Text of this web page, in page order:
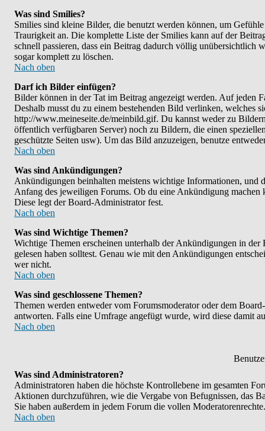
Was sind Smilies?
Smilies sind kleine Bilder, die benutzt werden können, um
Traurigkeit an. Die komplette Liste der Smilies kann auf der
schnell passieren, dass ein Beitrag dadurch völlig unübersichtlich
sogar komplett zu löschen.
Nach oben
Darf ich Bilder einfügen?
Bilder können in der Tat im Beitrag angezeigt werden. Auf jeden
Deshalb musst du zu einem bestehenden Bild verlinken,
http://www.meineseite.de/meinbild.gif. Du kannst weder zu
öffentlich verfügbaren Server) noch zu Bildern, die einen
geschützte Seiten usw). Um das Bild anzuzeigen, benutze
Nach oben
Was sind Ankündigungen?
Ankündigungen beinhalten meistens wichtige Informationen, und
Anfang des jeweiligen Forums. Ob du eine Ankündigung
Diese legt der Board-Administrator fest.
Nach oben
Was sind Wichtige Themen?
Wichtige Themen erscheinen unterhalb der Ankündigungen in
gelesen haben solltest. Genau wie mit den Ankündigungen
wer nicht.
Nach oben
Was sind geschlossene Themen?
Themen werden entweder vom Forumsmoderator oder dem
antworten. Falls eine Umfrage angefügt wurde, wird diese damit
Nach oben
Was sind Administratoren?
Administratoren haben die höchste Kontrollebene im gesamten
Aktionen durchzuführen, wie die Vergabe von Befugnissen, das
Sie haben außerdem in jedem Forum die vollen Moderatorenrechte.
Nach oben